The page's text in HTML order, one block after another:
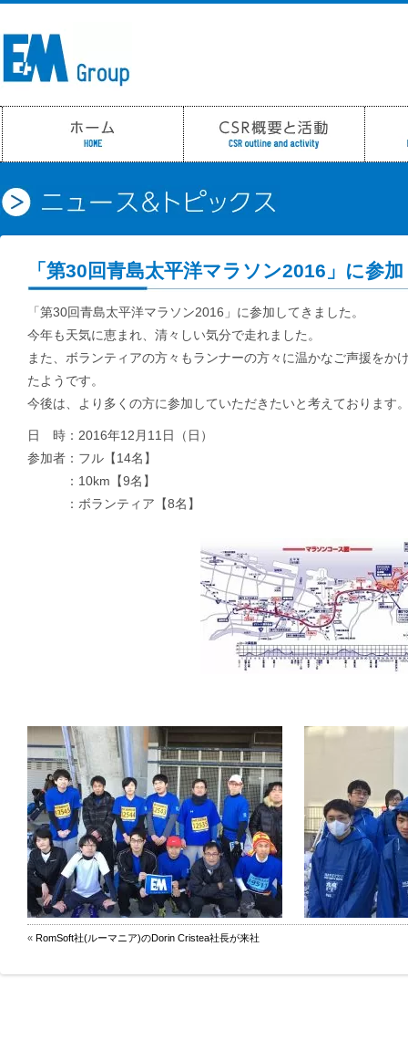
「第30回青島太平洋マラソン2016」に参加
「第30回青島太平洋マラソン2016」に参加してきました。
今年も天気に恵まれ、清々しい気分で走れました。
また、ボランティアの方々もランナーの方々に温かなご声援をか
たようです。
今後は、より多くの方に参加していただきたいと考えております
日 時：2016年12月11日（日）
参加者：フル【14名】
：10km【9名】
：ボランティア【8名】
« RomSoft社(ルーマニア)のDorin Cristea社長が来社